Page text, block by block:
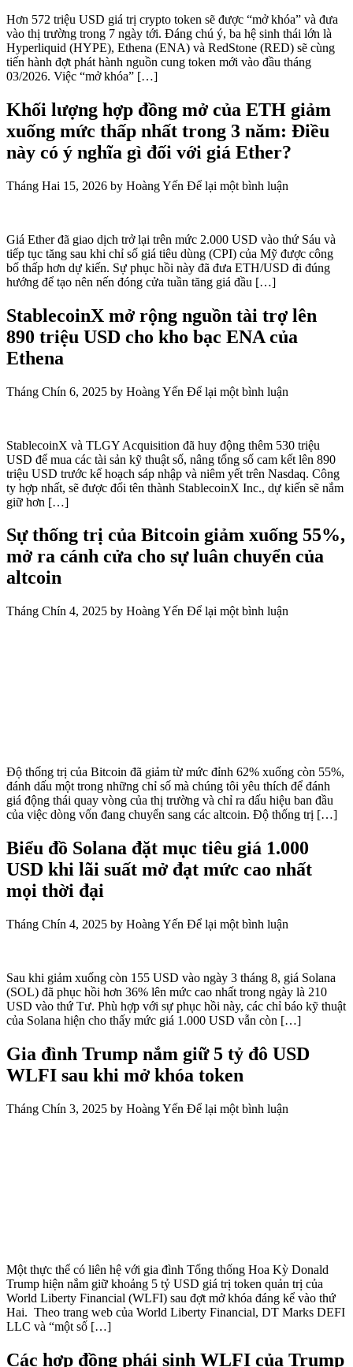
Hơn 572 triệu USD giá trị crypto token sẽ được “mở khóa” và đưa
vào thị trường trong 7 ngày tới. Đáng chú ý, ba hệ sinh thái lớn là
Hyperliquid (HYPE), Ethena (ENA) và RedStone (RED) sẽ cùng
tiến hành đợt phát hành nguồn cung token mới vào đầu tháng
03/2026. Việc “mở khóa” […]
Khối lượng hợp đồng mở của ETH giảm
xuống mức thấp nhất trong 3 năm: Điều
này có ý nghĩa gì đối với giá Ether?
Tháng Hai 15, 2026 by Hoàng Yến Để lại một bình luận
Giá Ether đã giao dịch trở lại trên mức 2.000 USD vào thứ Sáu và
tiếp tục tăng sau khi chỉ số giá tiêu dùng (CPI) của Mỹ được công
bố thấp hơn dự kiến. Sự phục hồi này đã đưa ETH/USD đi đúng
hướng để tạo nên nến đóng cửa tuần tăng giá đầu […]
StablecoinX mở rộng nguồn tài trợ lên
890 triệu USD cho kho bạc ENA của
Ethena
Tháng Chín 6, 2025 by Hoàng Yến Để lại một bình luận
StablecoinX và TLGY Acquisition đã huy động thêm 530 triệu
USD để mua các tài sản kỹ thuật số, nâng tổng số cam kết lên 890
triệu USD trước kế hoạch sáp nhập và niêm yết trên Nasdaq. Công
ty hợp nhất, sẽ được đổi tên thành StablecoinX Inc., dự kiến sẽ nắm
giữ hơn […]
Sự thống trị của Bitcoin giảm xuống 55%,
mở ra cánh cửa cho sự luân chuyển của
altcoin
Tháng Chín 4, 2025 by Hoàng Yến Để lại một bình luận
Độ thống trị của Bitcoin đã giảm từ mức đỉnh 62% xuống còn 55%,
đánh dấu một trong những chỉ số mà chúng tôi yêu thích để đánh
giá động thái quay vòng của thị trường và chỉ ra dấu hiệu ban đầu
của việc dòng vốn đang chuyển sang các altcoin. Độ thống trị […]
Biểu đồ Solana đặt mục tiêu giá 1.000
USD khi lãi suất mở đạt mức cao nhất
mọi thời đại
Tháng Chín 4, 2025 by Hoàng Yến Để lại một bình luận
Sau khi giảm xuống còn 155 USD vào ngày 3 tháng 8, giá Solana
(SOL) đã phục hồi hơn 36% lên mức cao nhất trong ngày là 210
USD vào thứ Tư. Phù hợp với sự phục hồi này, các chỉ báo kỹ thuật
của Solana hiện cho thấy mức giá 1.000 USD vẫn còn […]
Gia đình Trump nắm giữ 5 tỷ đô USD
WLFI sau khi mở khóa token
Tháng Chín 3, 2025 by Hoàng Yến Để lại một bình luận
Một thực thể có liên hệ với gia đình Tổng thống Hoa Kỳ Donald
Trump hiện nắm giữ khoảng 5 tỷ USD giá trị token quản trị của
World Liberty Financial (WLFI) sau đợt mở khóa đáng kể vào thứ
Hai. Theo trang web của World Liberty Financial, DT Marks DEFI
LLC và “một số […]
Các hợp đồng phái sinh WLFI của Trump